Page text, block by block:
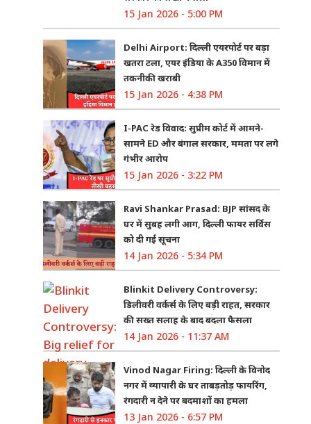
15 Jan 2026 - 5:00 PM
Delhi Airport: दिल्ली एयरपोर्ट पर बड़ा
खतरा टला, एयर इंडिया के A350 विमान में
तकनीकी खराबी
15 Jan 2026 - 4:38 PM
I-PAC रेड विवाद: सुप्रीम कोर्ट में आमने-
सामने ED और बंगाल सरकार, ममता पर लगे
गंभीर आरोप
15 Jan 2026 - 3:22 PM
Ravi Shankar Prasad: BJP सांसद के
घर में सुबह लगी आग, दिल्ली फायर सर्विस
को दी गई सूचना
14 Jan 2026 - 5:34 PM
Blinkit Delivery Controversy:
डिलीवरी वर्कर्स के लिए बड़ी राहत, सरकार
की सख्त सलाह के बाद बदला फैसला
14 Jan 2026 - 11:37 AM
Vinod Nagar Firing: दिल्ली के विनोद
नगर में व्यापारी के घर ताबड़तोड़ फायरिंग,
रंगदारी न देने पर बदमाशों का हमला
13 Jan 2026 - 6:57 PM